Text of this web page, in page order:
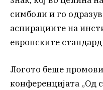
симболи и го
аспирациите на
европските
Логото беше
конференцијата „Од